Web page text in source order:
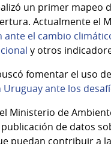
un primer
Actualmente el
ante el cambio
y otros
fomentar el uso
ante los
Ministerio de
de datos
puedan contribuir a